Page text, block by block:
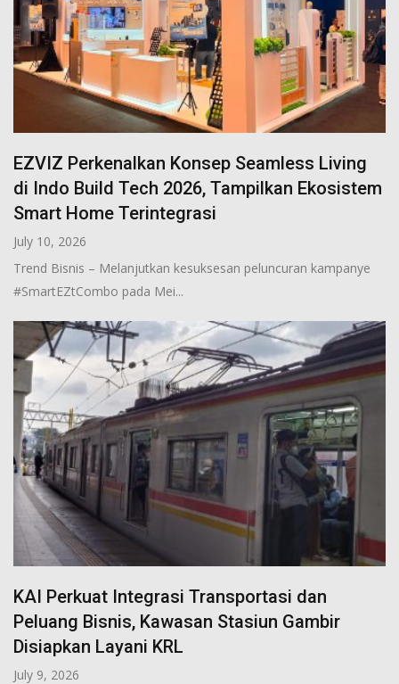
EZVIZ Perkenalkan Konsep Seamless Living
di Indo Build Tech 2026, Tampilkan Ekosistem
Smart Home Terintegrasi
July 10, 2026
Trend Bisnis – Melanjutkan kesuksesan peluncuran kampanye
#SmartEZtCombo pada Mei...
KAI Perkuat Integrasi Transportasi dan
Peluang Bisnis, Kawasan Stasiun Gambir
Disiapkan Layani KRL
July 9, 2026